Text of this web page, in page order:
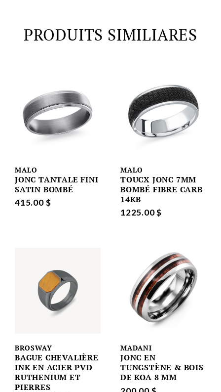
PRODUITS SIMILIARES
MALO
JONC TANTALE FINI
SATIN BOMBÉ
415.00 $
MALO
TOUCX JONC 7MM
BOMBÉ FIBRE CARB
14KB
1225.00 $
BROSWAY
BAGUE CHEVALIÈRE
INK EN ACIER PVD
RUTHENIUM ET
PIERRES
MADANI
JONC EN
TUNGSTÈNE & BOIS
DE KOA 8 MM